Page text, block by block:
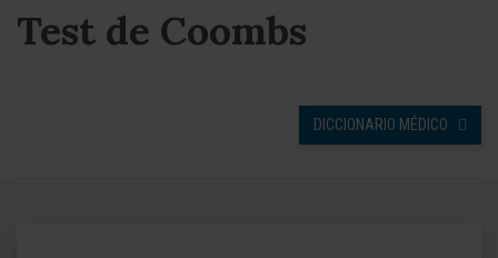
Test de Coombs
DICCIONARIO MÉDICO